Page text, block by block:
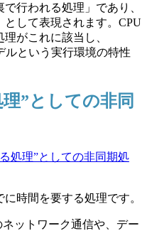
行われる処理」であり、
して表現されます。CPU
がこれに該当し、
ルという実行環境の特性
”としての非同
処理”としての非同期処
時間を要する処理です。
ットワーク通信や、デー